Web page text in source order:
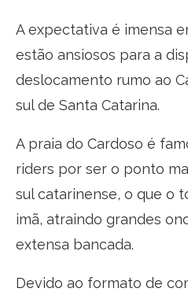
A expectativa é imensa
estão ansiosos para a
deslocamento rumo ao
sul de Santa Catarina.
A praia do Cardoso é
riders por ser o ponto
sul catarinense, o que o
imã, atraindo grandes
extensa bancada.
Devido ao formato de